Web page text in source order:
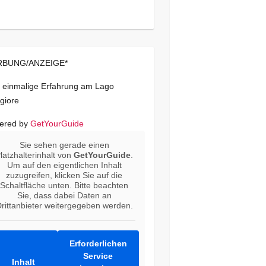
ANZEIGE*
einmalige Erfahrung am Lago
by GetYourGuide
Sie sehen gerade einen
vonGetYourGuide
Um auf den eigentlichen Inhalt
zuzugreifen, klicken Sie auf die
Schaltfläche unten. Bitte beachten
Sie, dass dabei Daten an
weitergegeben werden.
Inhalt
Erforderlichen
Service